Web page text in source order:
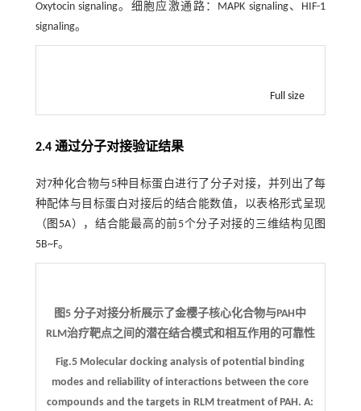
Oxytocin signaling。细胞应激通路：MAPK signaling、HIF-1
signaling。
Full size
2.4 通过分子对接验证结果
对7种化合物与5种目标蛋白进行了分子对接，并列出了每
种配体与目标蛋白对接后的结合能数值，以表格形式呈现
（ 图5A），结合能最高的前5个分子对接的三维结构见图
5B~F。
图5 分子对接分析展示了金樱子核心化合物与PAH中
RLM治疗靶点之间的潜在结合模式和相互作用的可靠性
Fig.5 Molecular docking analysis of potential binding
modes and reliability of interactions between the core
compounds and the targets in RLM treatment of PAH.A: